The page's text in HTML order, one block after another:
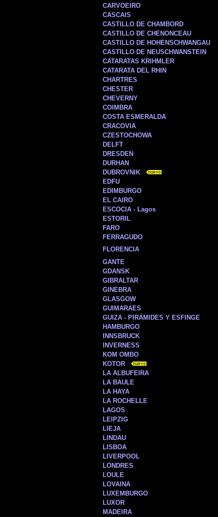
CARVOEIRO
CASCAIS
CASTILLO DE CHAMBORD
CASTILLO DE CHENONCEAU
CASTILLO DE HOHENSCHWANGAU
CASTILLO DE NEUSCHWANSTEIN
CATARATAS KRIHMLER
CATARATA DEL RHIN
CHARTRES
CHESTER
CHEVERNY
COIMBRA
COSTA ESMERALDA
CRACOVIA
CZESTOCHOWA
DELFT
DRESDEN
DURHAN
DUBROVNIK
EDFU
EDIMBURGO
EL CAIRO
ESCOCIA - Lagos
ESTORIL
FARO
FERRAGUDO
FLORENCIA
GANTE
GDANSK
GIBRALTAR
GINEBRA
GLASGOW
GUIMARAES
GUIZA - PIRÁMIDES Y ESFINGE
HAMBURGO
INNSBRUCK
NVERNESS
KOM OMBO
KOTOR
LA ALBUFEIRA
LA BAULE
LA HAYA
LA ROCHELLE
LAGOS
LEIPZIG
LIEJA
LINDAU
LISBOA
LIVERPOOL
LONDRES
LOULE
LOVAINA
LUXEMBURGO
LUXOR
MADEIRA